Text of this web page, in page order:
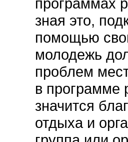
программах
зная это,
помощью
молодежь
проблем
в программе
значится
отдыха и